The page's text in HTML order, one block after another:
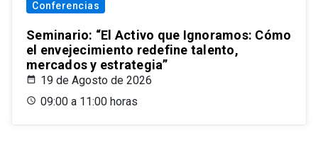
Conferencias
Seminario: “El Activo que Ignoramos: Cómo
el envejecimiento redefine talento,
mercados y estrategia”
19 de Agosto de 2026
09:00 a 11:00 horas